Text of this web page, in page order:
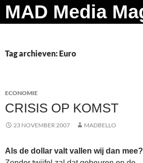
Ga
naar
Zoeken
Tag archieven: Euro
ECONOMIE
CRISIS OP KOMST
23 NOVEMBER 2007 MADBELLO
Als de dollar valt vallen wij dan mee?